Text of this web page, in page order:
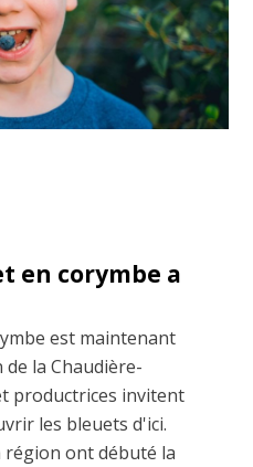
en corymbe a
est maintenant
la Chaudière-
productrices invitent
les bleuets d'ici.
région ont débuté la